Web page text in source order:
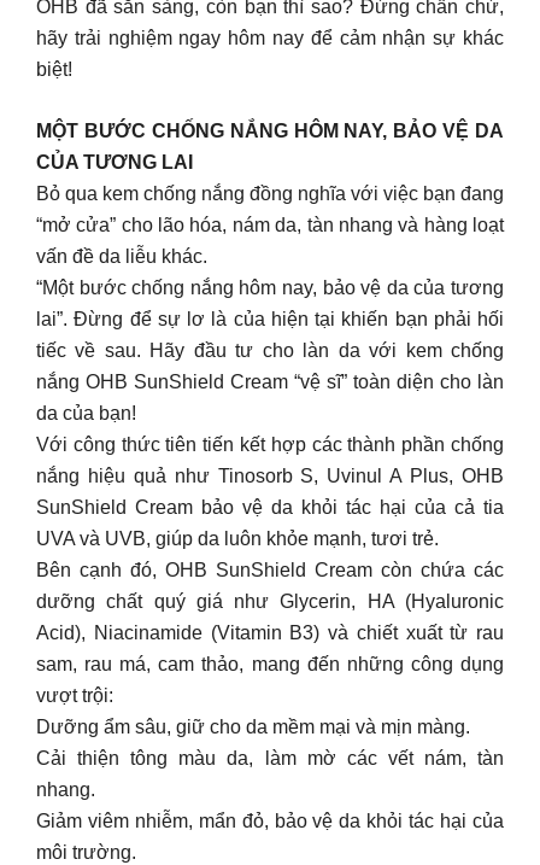
OHB đã sẵn sàng, còn bạn thì sao? Đừng chần chừ,
hãy trải nghiệm ngay hôm nay để cảm nhận sự khác
biệt!
MỘT BƯỚC CHỐNG NẮNG HÔM NAY, BẢO VỆ DA
CỦA TƯƠNG LAI
Bỏ qua kem chống nắng đồng nghĩa với việc bạn đang
“mở cửa” cho lão hóa, nám da, tàn nhang và hàng loạt
vấn đề da liễu khác.
“Một bước chống nắng hôm nay, bảo vệ da của tương
lai”. Đừng để sự lơ là của hiện tại khiến bạn phải hối
tiếc về sau. Hãy đầu tư cho làn da với kem chống
nắng OHB SunShield Cream “vệ sĩ” toàn diện cho làn
da của bạn!
Với công thức tiên tiến kết hợp các thành phần chống
nắng hiệu quả như Tinosorb S, Uvinul A Plus, OHB
SunShield Cream bảo vệ da khỏi tác hại của cả tia
UVA và UVB, giúp da luôn khỏe mạnh, tươi trẻ.
Bên cạnh đó, OHB SunShield Cream còn chứa các
dưỡng chất quý giá như Glycerin, HA (Hyaluronic
Acid), Niacinamide (Vitamin B3) và chiết xuất từ rau
sam, rau má, cam thảo, mang đến những công dụng
vượt trội:
Dưỡng ẩm sâu, giữ cho da mềm mại và mịn màng.
Cải thiện tông màu da, làm mờ các vết nám, tàn
nhang.
Giảm viêm nhiễm, mẩn đỏ, bảo vệ da khỏi tác hại của
môi trường.